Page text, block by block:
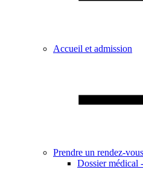
Accueil et admission
Prendre un rendez-vous
Dossier médical